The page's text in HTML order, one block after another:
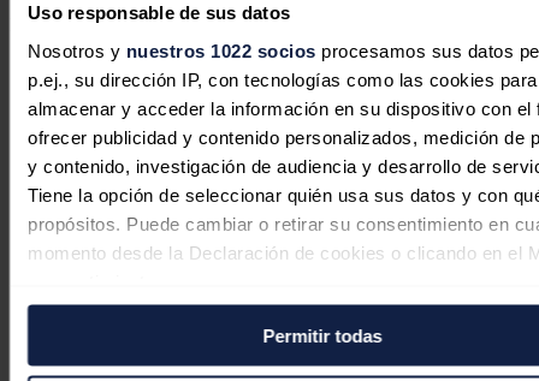
Uso responsable de sus datos
Nosotros y nuestros 1022 socios procesamos sus datos
p.ej., su dirección IP, con tecnologías como las cookies para
almacenar y acceder la información en su dispositivo con el
ofrecer publicidad y contenido personalizados, medición de
y contenido, investigación de audiencia y desarrollo de
Tiene la opción de seleccionar quién usa sus datos y con
propósitos. Puede cambiar o retirar su consentimiento en
momento desde la Declaración de cookies o clicando en el
Si lo permite, también quisiéramos:
Recopilar información sobre su ubicación geográfica
Permitir todas
Noticias relacionadas
Enagás gana 127 millones a junio y
enfila sus objetivos para 2026
Redacción22/07/2026